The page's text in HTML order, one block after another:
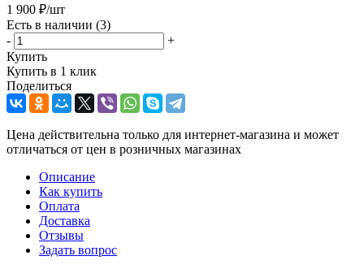
1 900 ₽/шт
Есть в наличии (3)
-
+
Купить
Купить в 1 клик
Поделиться
Цена действительна только для интернет-магазина и может
отличаться от цен в розничных магазинах
Описание
Как купить
Оплата
Доставка
Отзывы
Задать вопрос